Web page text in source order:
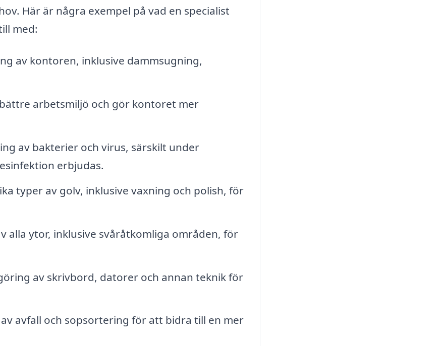
Här är några exempel på vad en specialist
med:
av kontoren, inklusive dammsugning,
arbetsmiljö och gör kontoret mer
av bakterier och virus, särskilt under
erbjudas.
typer av golv, inklusive vaxning och polish, för
alla ytor, inklusive svåråtkomliga områden, för
av skrivbord, datorer och annan teknik för
avfall och sopsortering för att bidra till en mer